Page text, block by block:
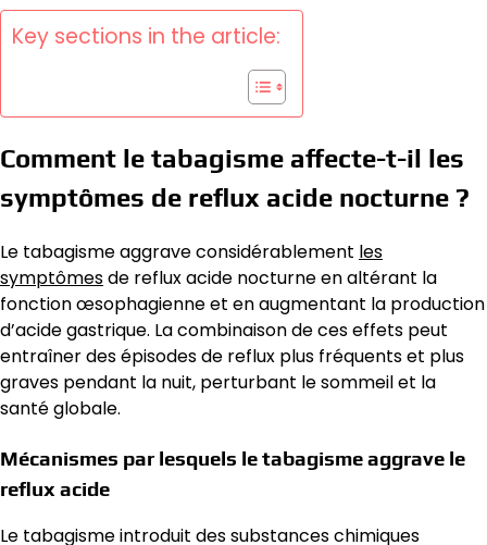
Key sections in the article:
Comment le tabagisme affecte-t-il les
symptômes de reflux acide nocturne ?
Le tabagisme aggrave considérablement les
symptômesde reflux acide nocturne en altérant la
fonction œsophagienne et en augmentant la production
d’acide gastrique. La combinaison de ces effets peut
entraîner des épisodes de reflux plus fréquents et plus
graves pendant la nuit, perturbant le sommeil et la
santé globale.
Mécanismes par lesquels le tabagisme aggrave le
reflux acide
Le tabagisme introduit des substances chimiques